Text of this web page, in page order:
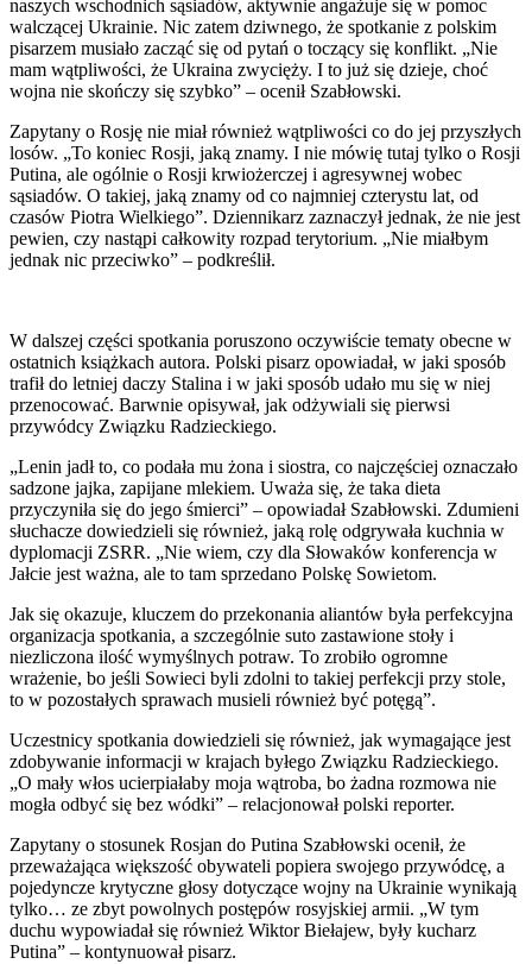
naszych wschodnich sąsiadów, aktywnie angażuje się w pomoc
walczącej Ukrainie. Nic zatem dziwnego, że spotkanie z polskim
pisarzem musiało zacząć się od pytań o toczący się konflikt. „Nie
mam wątpliwości, że Ukraina zwycięży. I to już się dzieje, choć
wojna nie skończy się szybko” – ocenił Szabłowski.
Zapytany o Rosję nie miał również wątpliwości co do jej przyszłych
losów. „To koniec Rosji, jaką znamy. I nie mówię tutaj tylko o Rosji
Putina, ale ogólnie o Rosji krwiożerczej i agresywnej wobec
sąsiadów. O takiej, jaką znamy od co najmniej czterystu lat, od
czasów Piotra Wielkiego”. Dziennikarz zaznaczył jednak, że nie jest
pewien, czy nastąpi całkowity rozpad terytorium. „Nie miałbym
jednak nic przeciwko” – podkreślił.
W dalszej części spotkania poruszono oczywiście tematy obecne w
ostatnich książkach autora. Polski pisarz opowiadał, w jaki sposób
trafił do letniej daczy Stalina i w jaki sposób udało mu się w niej
przenocować. Barwnie opisywał, jak odżywiali się pierwsi
przywódcy Związku Radzieckiego.
„Lenin jadł to, co podała mu żona i siostra, co najczęściej oznaczało
sadzone jajka, zapijane mlekiem. Uważa się, że taka dieta
przyczyniła się do jego śmierci” – opowiadał Szabłowski. Zdumieni
słuchacze dowiedzieli się również, jaką rolę odgrywała kuchnia w
dyplomacji ZSRR. „Nie wiem, czy dla Słowaków konferencja w
Jałcie jest ważna, ale to tam sprzedano Polskę Sowietom.
Jak się okazuje, kluczem do przekonania aliantów była perfekcyjna
organizacja spotkania, a szczególnie suto zastawione stoły i
niezliczona ilość wymyślnych potraw. To zrobiło ogromne
wrażenie, bo jeśli Sowieci byli zdolni to takiej perfekcji przy stole,
to w pozostałych sprawach musieli również być potęgą”.
Uczestnicy spotkania dowiedzieli się również, jak wymagające jest
zdobywanie informacji w krajach byłego Związku Radzieckiego.
„O mały włos ucierpiałaby moja wątroba, bo żadna rozmowa nie
mogła odbyć się bez wódki” – relacjonował polski reporter.
Zapytany o stosunek Rosjan do Putina Szabłowski ocenił, że
przeważająca większość obywateli popiera swojego przywódcę, a
pojedyncze krytyczne głosy dotyczące wojny na Ukrainie wynikają
tylko… ze zbyt powolnych postępów rosyjskiej armii. „W tym
duchu wypowiadał się również Wiktor Biełajew, były kucharz
Putina” – kontynuował pisarz.